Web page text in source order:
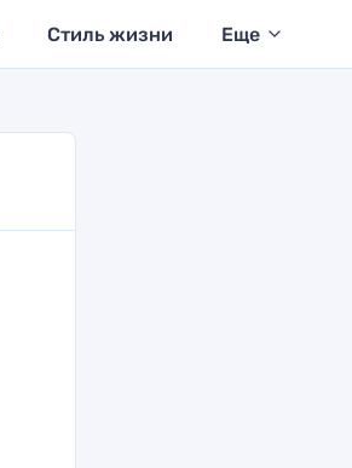
Стиль жизни Еще